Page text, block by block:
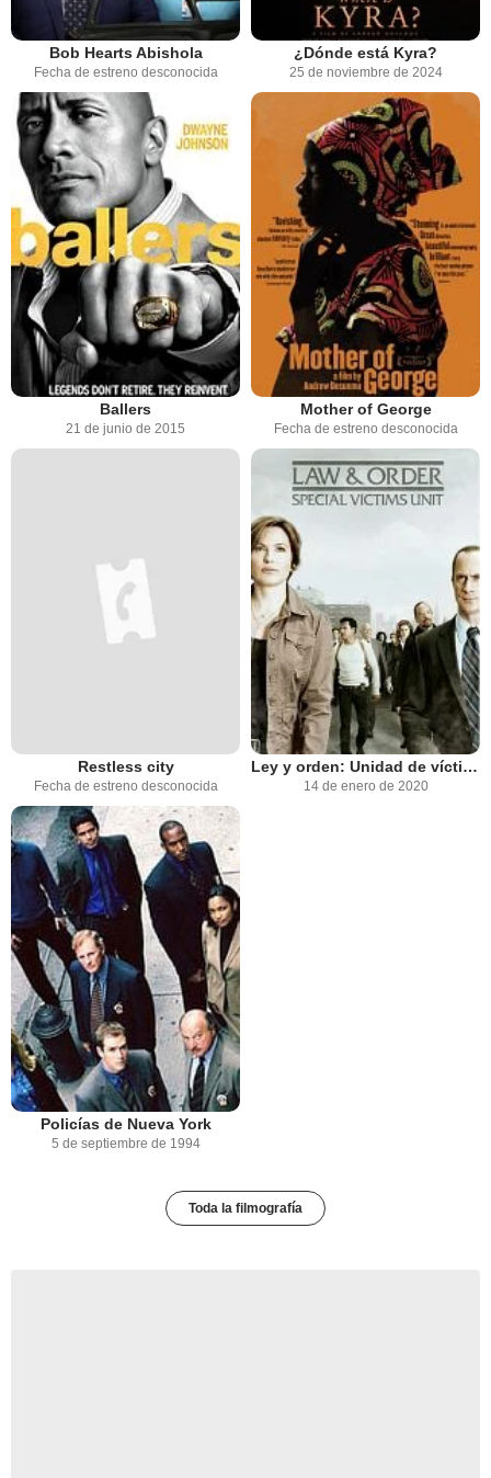
Bob Hearts Abishola
Fecha de estreno desconocida
¿Dónde está Kyra?
25 de noviembre de 2024
Ballers
21 de junio de 2015
Mother of George
Fecha de estreno desconocida
Restless city
Fecha de estreno desconocida
Ley y orden: Unidad de víctimas especiales
14 de enero de 2020
Policías de Nueva York
5 de septiembre de 1994
Toda la filmografía